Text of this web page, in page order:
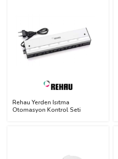
Rehau Yerden Isıtma
Otomasyon Kontrol Seti